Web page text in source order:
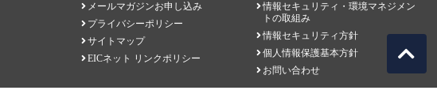
メールマガジンお申し込み
プライバシーポリシー
サイトマップ
EICネット リンクポリシー
情報セキュリティ・環境マネジメン
トの取組み
情報セキュリティ方針
個人情報保護基本方針
お問い合わせ